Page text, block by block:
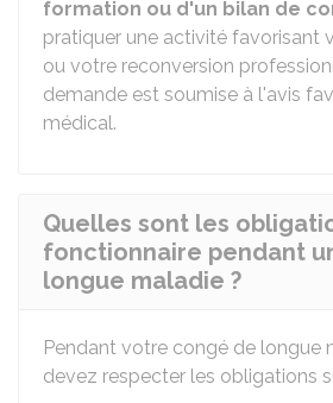
formation ou d'un bilan de
pratiquer une activité favorisant
ou votre reconversion
demande est soumise à l'avis
médical.
Quelles sont les
fonctionnaire pendant
longue maladie ?
Pendant votre congé de longue
devez respecter les obligations